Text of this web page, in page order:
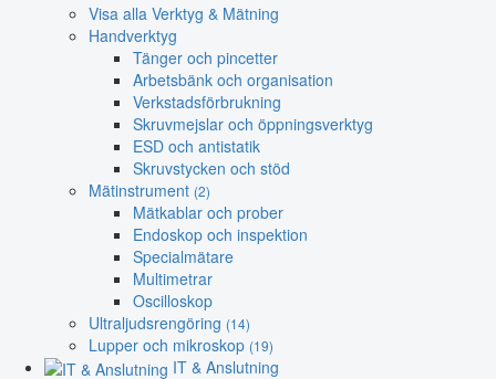
Visa alla Verktyg & Mätning
Handverktyg
Tänger och pincetter
Arbetsbänk och organisation
Verkstadsförbrukning
Skruvmejslar och öppningsverktyg
ESD och antistatik
Skruvstycken och stöd
Mätinstrument (2)
Mätkablar och prober
Endoskop och inspektion
Specialmätare
Multimetrar
Oscilloskop
Ultraljudsrengöring (14)
Lupper och mikroskop (19)
IT & Anslutning